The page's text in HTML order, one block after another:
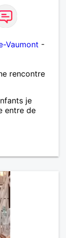
Vaumont -
rencontre
je
entre de